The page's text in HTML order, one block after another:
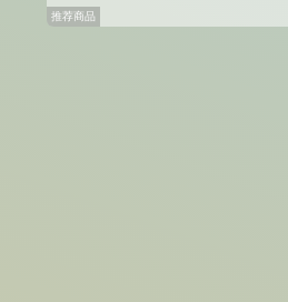
推荐商品